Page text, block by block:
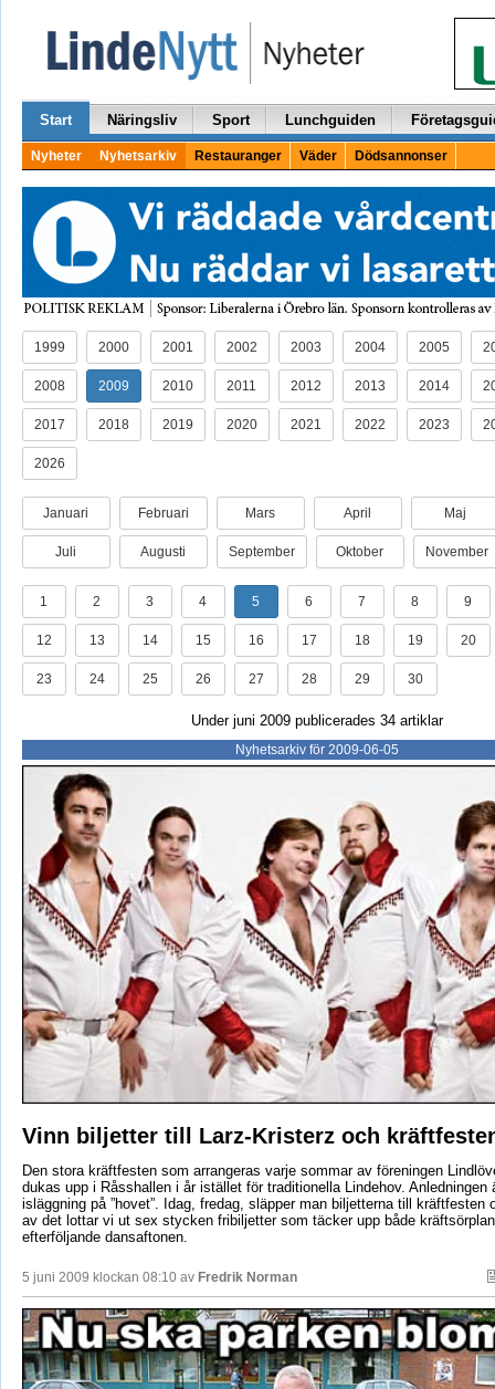
Start Näringsliv Sport Lunchguiden
Nyheter Nyhetsarkiv Restauranger Väder Dödsannonser
1999 2000 2001 2002 2003 2004 2005
2008 2009 2010 2011 2012 2013 2014
2017 2018 2019 2020 2021 2022 2023
2026
Januari Februari Mars April Maj
Juli Augusti September Oktober November
1 2 3 4 5 6 7 8 9
12 13 14 15 16 17 18 19 20
23 24 25 26 27 28 29 30
Under juni 2009 publicerades 34 artiklar
Nyhetsarkiv för 2009-06-05
Vinn biljetter till Larz-Kristerz och
Den stora kräftfesten som arrangeras varje sommar av föreningen
dukas upp i Råsshallen i år istället för traditionella Lindehov. Anledningen
isläggning på ”hovet”. Idag, fredag, släpper man biljetterna till kräftfesten
av det lottar vi ut sex stycken fribiljetter som täcker upp både
efterföljande dansaftonen.
5 juni 2009 klockan 08:10 av Fredrik Norman